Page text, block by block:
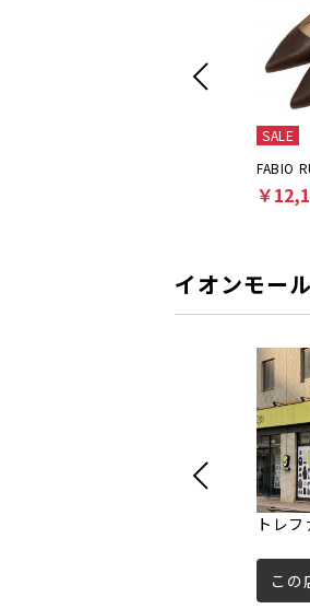
SALE
FABIO
￥
イオンモー
トレ
この